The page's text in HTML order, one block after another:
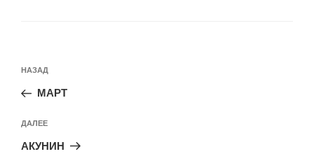
по
записям
Предыдущая
запись:
НАЗАД
МАРТ
Следующая
запись
ДАЛЕЕ
АКУНИН